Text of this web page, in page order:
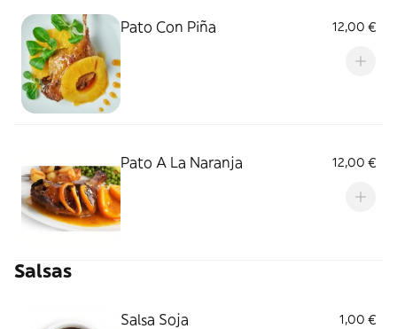
Pato Con Piña 12,00 €
Pato A La Naranja 12,00 €
Salsas
Salsa Soja 1,00 €